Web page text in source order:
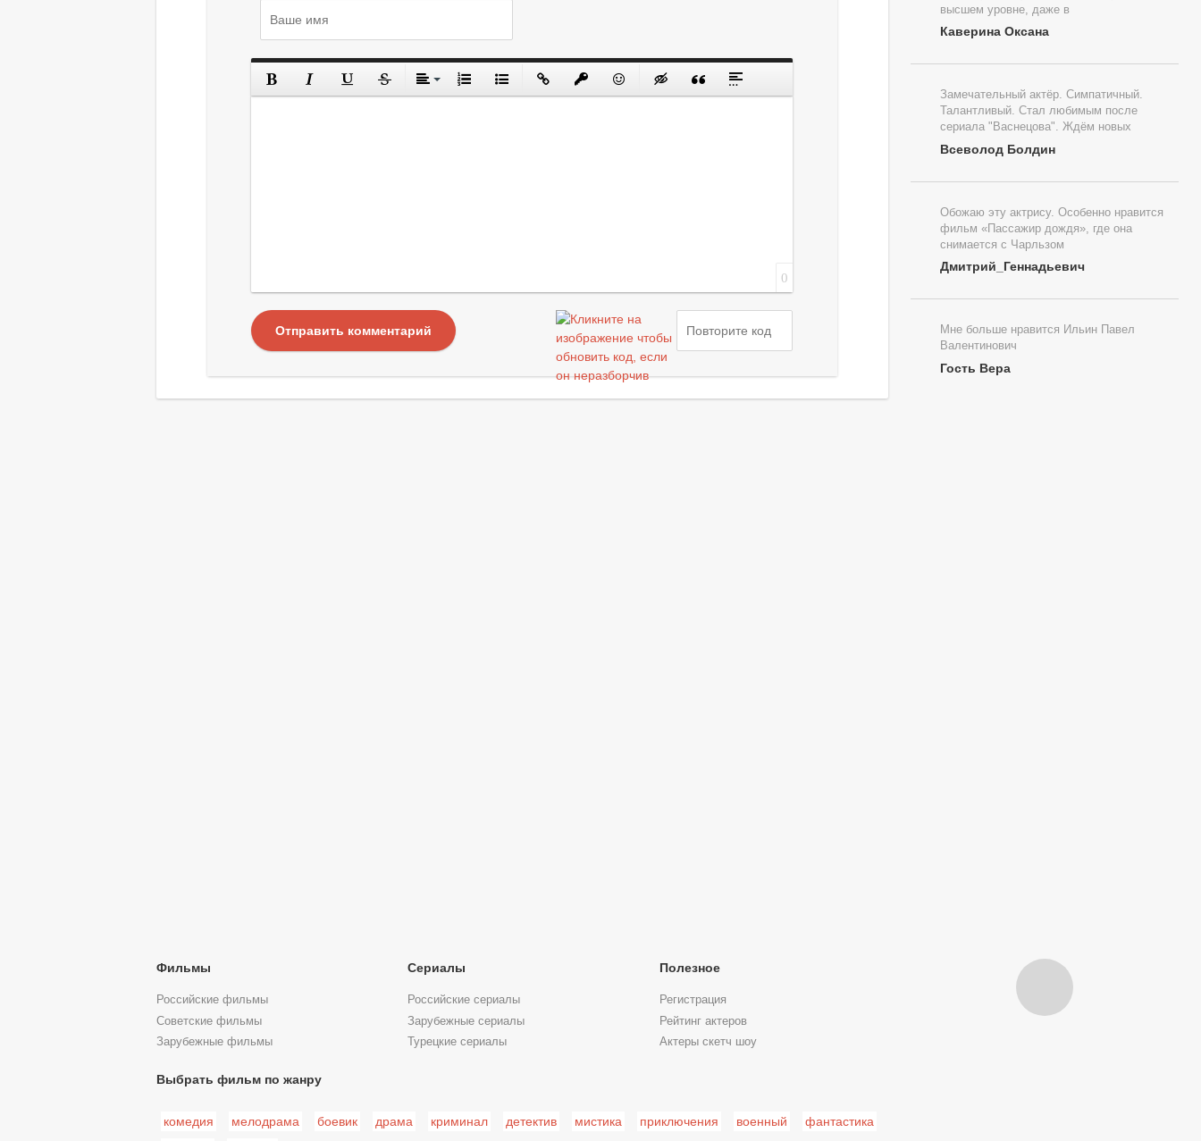
0
Отправить комментарий
высшем уровне, даже в
Каверина Оксана
Замечательный актёр. Симпатичный.
Талантливый. Стал любимым после
сериала "Васнецова". Ждём новых
Всеволод Болдин
Обожаю эту актрису. Особенно нравится
фильм «Пассажир дождя», где она
снимается с Чарльзом
Дмитрий_Геннадьевич
Мне больше нравится Ильин Павел
Валентинович
Гость Вера
Фильмы
Российские фильмы
Советские фильмы
Зарубежные фильмы
Сериалы
Российские сериалы
Зарубежные сериалы
Турецкие сериалы
Полезное
Регистрация
Рейтинг актеров
Актеры скетч шоу
Выбрать фильм по жанру
комедия мелодрама боевик драма криминал детектив мистика приключения военный фантастика